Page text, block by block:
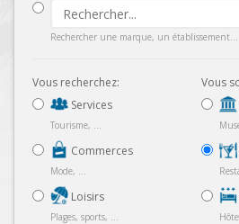
Rechercher une marque, un établissement...
Vous recherchez:
Services
Tourisme, ...
Commerces
Mode, ...
Loisirs
Plages, sports, ...
Vous